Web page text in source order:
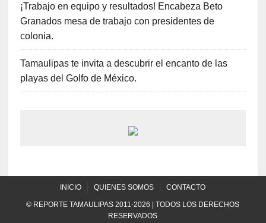
¡Trabajo en equipo y resultados! Encabeza Beto
Granados mesa de trabajo con presidentes de
colonia.
Tamaulipas te invita a descubrir el encanto de las
playas del Golfo de México.
INICIO QUIENES SOMOS CONTACTO
© REPORTE TAMAULIPAS 2011-2026 | TODOS LOS DERECHOS
RESERVADOS